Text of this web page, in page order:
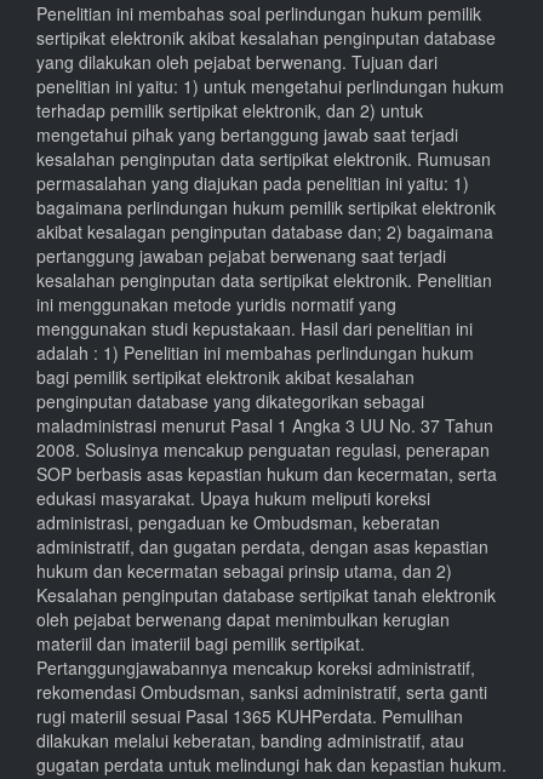
Penelitian ini membahas soal perlindungan hukum pemilik
sertipikat elektronik akibat kesalahan penginputan database
yang dilakukan oleh pejabat berwenang. Tujuan dari
penelitian ini yaitu: 1) untuk mengetahui perlindungan hukum
terhadap pemilik sertipikat elektronik, dan 2) untuk
mengetahui pihak yang bertanggung jawab saat terjadi
kesalahan penginputan data sertipikat elektronik. Rumusan
permasalahan yang diajukan pada penelitian ini yaitu: 1)
bagaimana perlindungan hukum pemilik sertipikat elektronik
akibat kesalagan penginputan database dan; 2) bagaimana
pertanggung jawaban pejabat berwenang saat terjadi
kesalahan penginputan data sertipikat elektronik. Penelitian
ini menggunakan metode yuridis normatif yang
menggunakan studi kepustakaan. Hasil dari penelitian ini
adalah : 1) Penelitian ini membahas perlindungan hukum
bagi pemilik sertipikat elektronik akibat kesalahan
penginputan database yang dikategorikan sebagai
maladministrasi menurut Pasal 1 Angka 3 UU No. 37 Tahun
2008. Solusinya mencakup penguatan regulasi, penerapan
SOP berbasis asas kepastian hukum dan kecermatan, serta
edukasi masyarakat. Upaya hukum meliputi koreksi
administrasi, pengaduan ke Ombudsman, keberatan
administratif, dan gugatan perdata, dengan asas kepastian
hukum dan kecermatan sebagai prinsip utama, dan 2)
Kesalahan penginputan database sertipikat tanah elektronik
oleh pejabat berwenang dapat menimbulkan kerugian
materiil dan imateriil bagi pemilik sertipikat.
Pertanggungjawabannya mencakup koreksi administratif,
rekomendasi Ombudsman, sanksi administratif, serta ganti
rugi materiil sesuai Pasal 1365 KUHPerdata. Pemulihan
dilakukan melalui keberatan, banding administratif, atau
gugatan perdata untuk melindungi hak dan kepastian hukum.